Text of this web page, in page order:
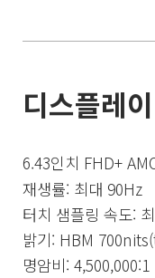
디스플레이
6.43인치 FHD+
재생률: 최대 90Hz
터치 샘플링 속도:
밝기: HBM
명암비: 4,500,000:1